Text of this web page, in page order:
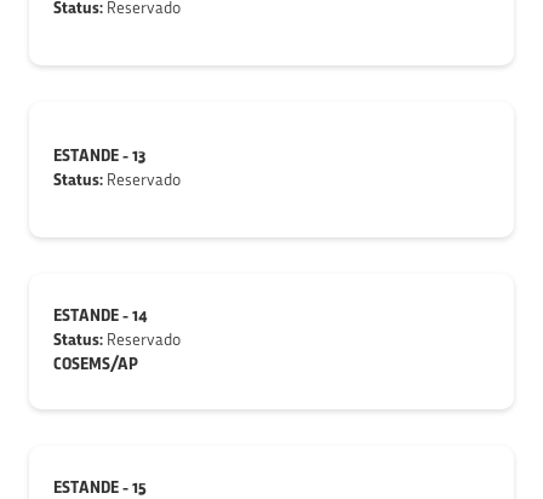
Status: Reservado
ESTANDE - 13
Status: Reservado
ESTANDE - 14
Status: Reservado
COSEMS/AP
ESTANDE - 15